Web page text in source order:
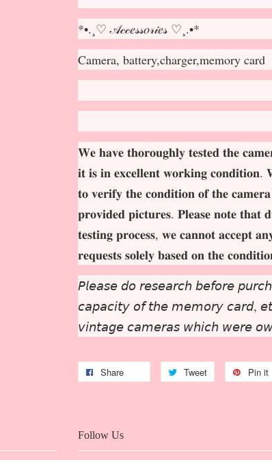
*•.¸♡ 𝒜𝒸𝒸𝑒𝓈𝓈𝑜𝓇𝒾𝑒𝓈 ♡¸.•*
Camera, battery,charger,memory card
𝐖𝐞 𝐡𝐚𝐯𝐞 𝐭𝐡𝐨𝐫𝐨𝐮𝐠𝐡𝐥𝐲 𝐭𝐞𝐬𝐭𝐞𝐝 𝐭𝐡𝐞
𝐢𝐭 𝐢𝐬 𝐢𝐧 𝐞𝐱𝐜𝐞𝐥𝐥𝐞𝐧𝐭 𝐰𝐨𝐫𝐤𝐢𝐧𝐠
𝐭𝐨 𝐯𝐞𝐫𝐢𝐟𝐲 𝐭𝐡𝐞 𝐜𝐨𝐧𝐝𝐢𝐭𝐢𝐨𝐧 𝐨𝐟 𝐭𝐡𝐞
𝐩𝐫𝐨𝐯𝐢𝐝𝐞𝐝 𝐩𝐢𝐜𝐭𝐮𝐫𝐞𝐬. 𝐏𝐥𝐞𝐚𝐬𝐞 𝐧𝐨𝐭𝐞 𝐭𝐡𝐚𝐭
𝐭𝐞𝐬𝐭𝐢𝐧𝐠 𝐩𝐫𝐨𝐜𝐞𝐬𝐬, 𝐰𝐞 𝐜𝐚𝐧𝐧𝐨𝐭 𝐚𝐜𝐜𝐞𝐩𝐭
𝐫𝐞𝐪𝐮𝐞𝐬𝐭𝐬 𝐬𝐨𝐥𝐞𝐥𝐲 𝐛𝐚𝐬𝐞𝐝 𝐨𝐧 𝐭𝐡𝐞
𝘗𝘭𝘦𝘢𝘴𝘦 𝘥𝘰 𝘳𝘦𝘴𝘦𝘢𝘳𝘤𝘩 𝘣𝘦𝘧𝘰𝘳𝘦
𝘤𝘢𝘱𝘢𝘤𝘪𝘵𝘺 𝘰𝘧 𝘵𝘩𝘦 𝘮𝘦𝘮𝘰𝘳𝘺 𝘤𝘢𝘳𝘥,
𝘷𝘪𝘯𝘵𝘢𝘨𝘦 𝘤𝘢𝘮𝘦𝘳𝘢𝘴 𝘸𝘩𝘪𝘤𝘩 𝘸𝘦𝘳𝘦
Share Tweet Pin it
Follow Us